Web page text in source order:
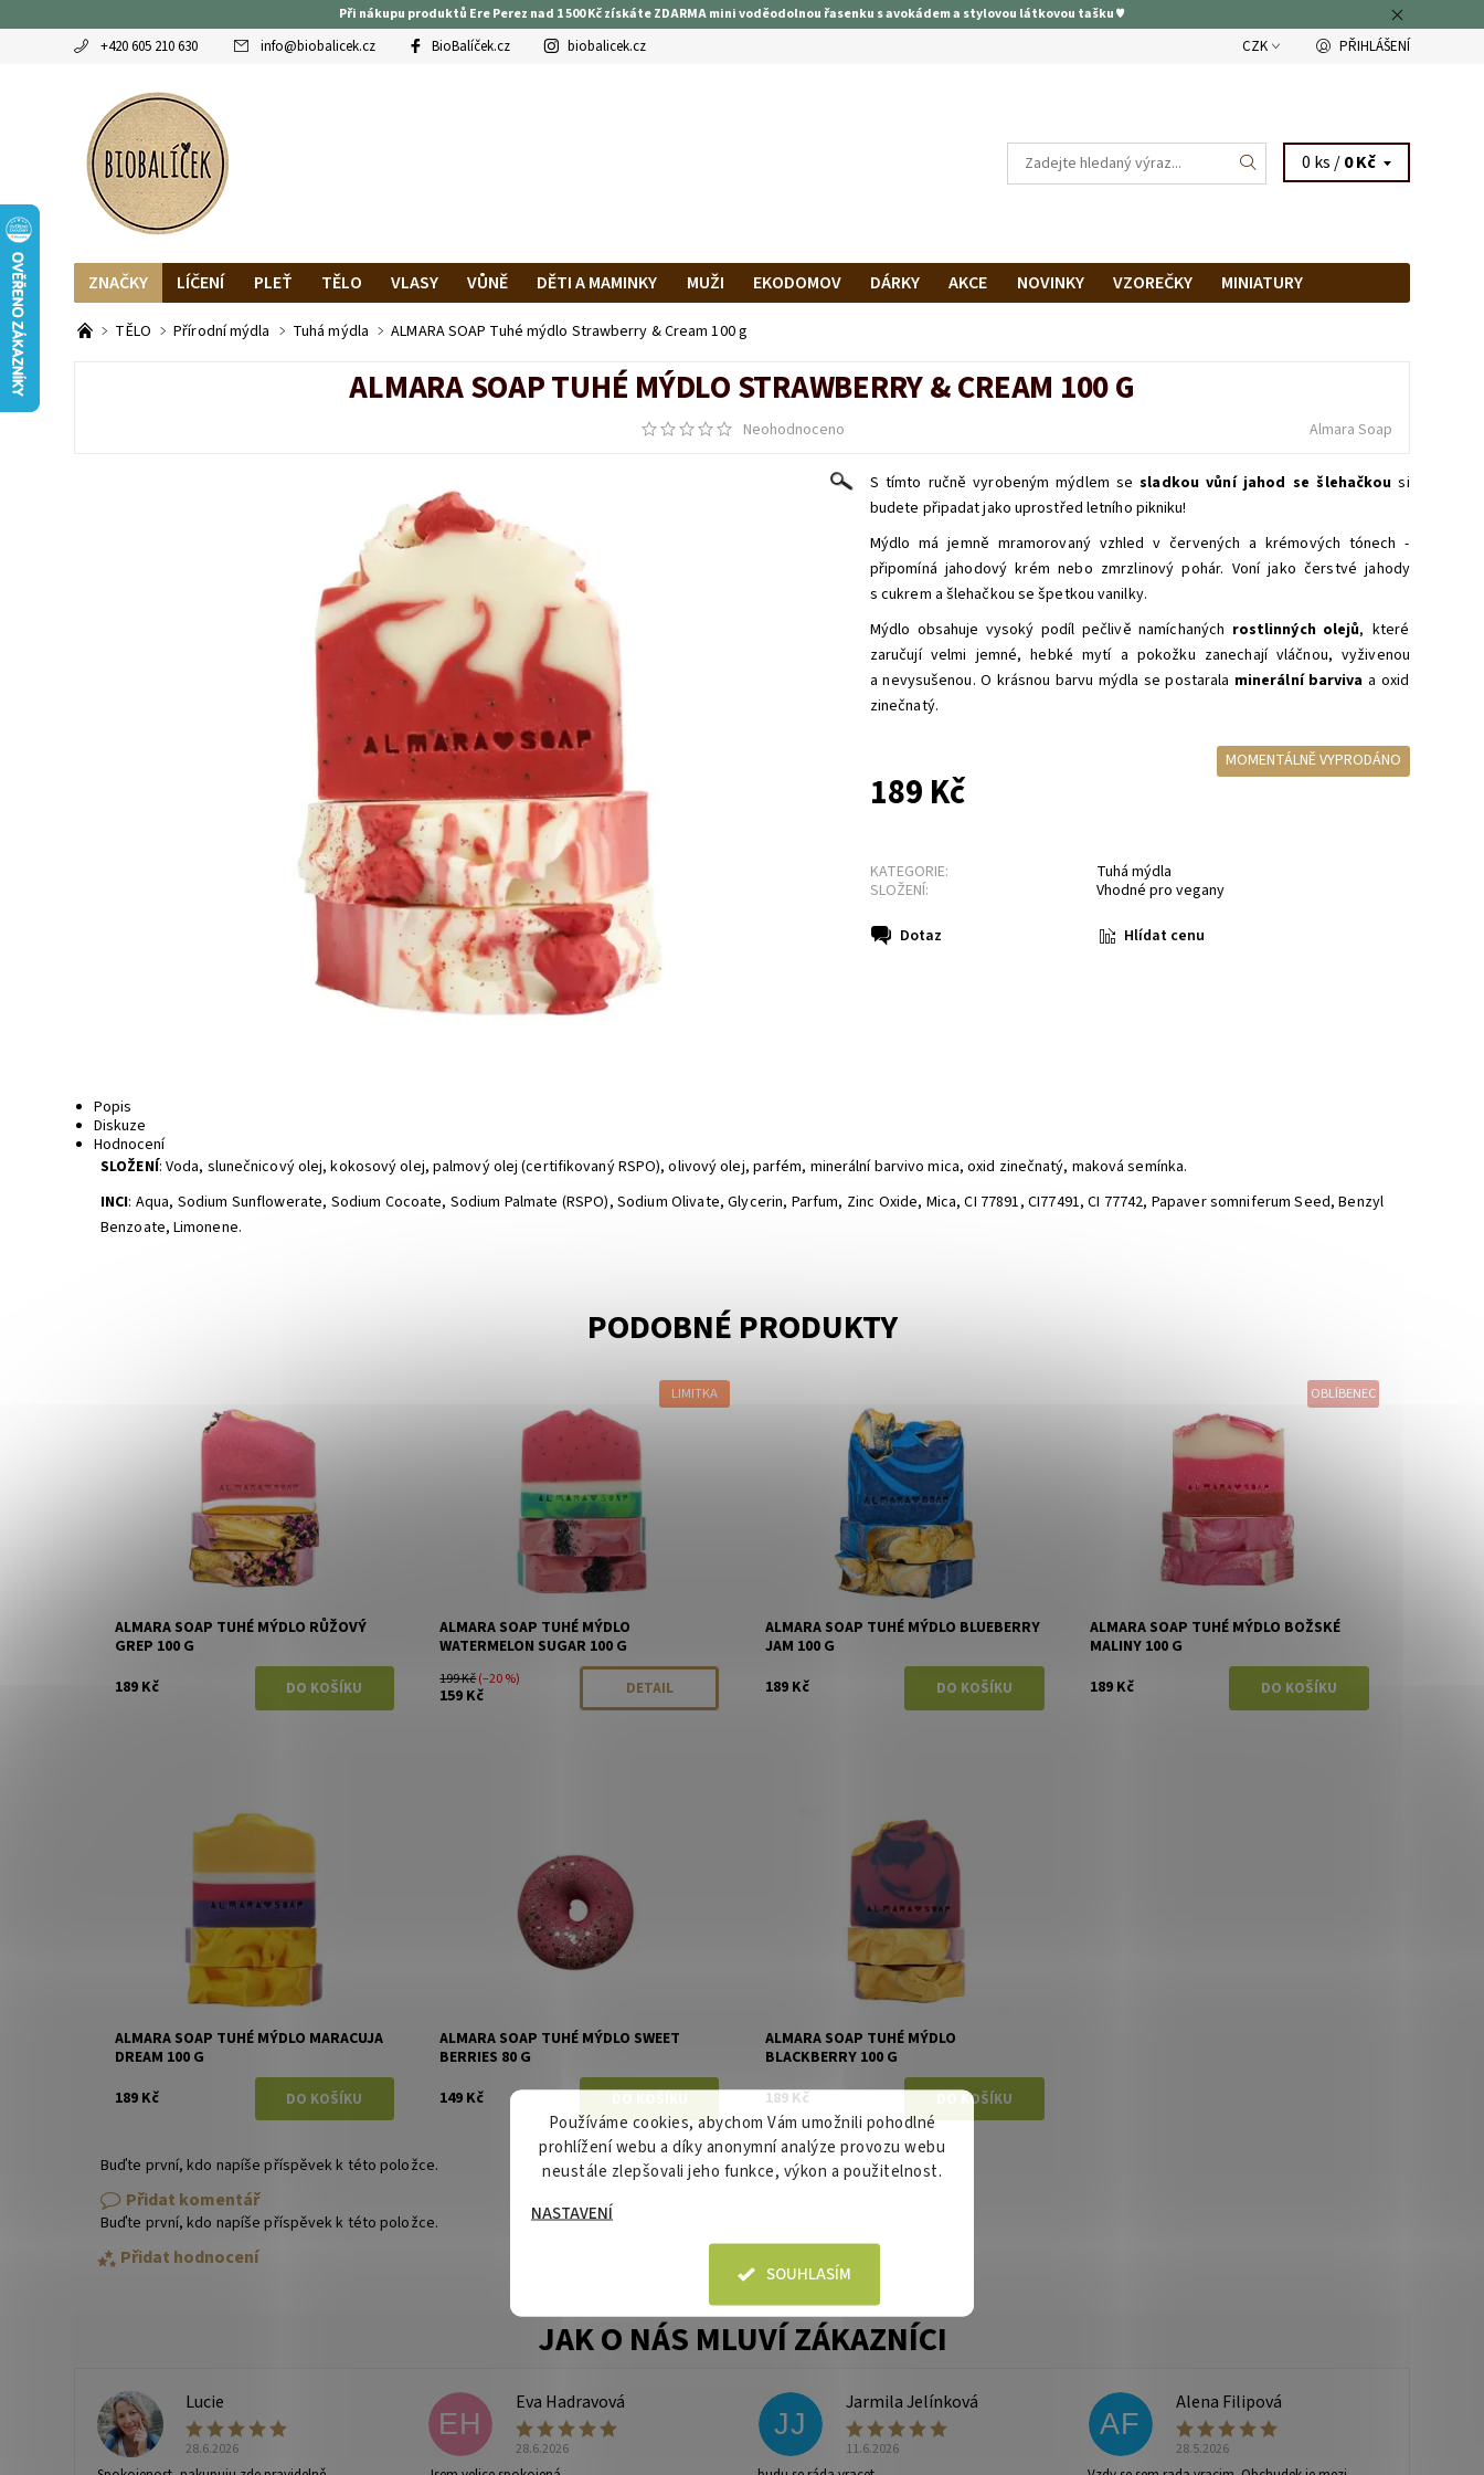
Při nákupu produktů Ere Perez nad 1 500 Kč získáte ZDARMA mini voděodolnou řasenku s avokádem a stylovou látkovou tašku ♥
+420 605 210 630 info@biobalicek.cz BioBalíček.cz biobalicek.cz CZK PŘIHLÁŠENÍ
0 ks /0 Kč
ZNAČKY LÍČENÍ PLEŤ TĚLO VLASY VŮNĚ DĚTI A MAMINKY MUŽI EKODOMOV DÁRKY AKCE NOVINKY VZOREČKY
MINIATURY
OBLÍBENCI
MAGAZÍN RECENZE BLOGEREK DOPRAVA A PLATBA HODNOCENÍ OBCHODU
TĚLO Přírodní mýdla Tuhá mýdla ALMARA SOAP Tuhé mýdlo Strawberry & Cream 100 g
ALMARA SOAP TUHÉ MÝDLO STRAWBERRY & CREAM 100 G
Neohodnoceno Almara Soap
S tímto ručně vyrobeným mýdlem sesladkou vůní jahod se šlehačkou si
budete připadat jako uprostřed letního pikniku!
Mýdlo má jemně mramorovaný vzhled v červených a krémových tónech -
připomíná jahodový krém nebo zmrzlinový pohár. Voní jako čerstvé jahody
s cukrem a šlehačkou se špetkou vanilky.
Mýdlo obsahuje vysoký podíl pečlivě namíchaných rostlinných olejů, které
zaručují velmi jemné, hebké mytí a pokožku zanechají vláčnou, vyživenou
a nevysušenou. O krásnou barvu mýdla se postarala minerální barviva a oxid
zinečnatý.
MOMENTÁLNĚ VYPRODÁNO
189 Kč
KATEGORIE:
Tuhá mýdla
SLOŽENÍ:
Vhodné pro vegany
Dotaz Hlídat cenu
Popis
Diskuze
Hodnocení
SLOŽENÍ: Voda, slunečnicový olej, kokosový olej, palmový olej (certifikovaný RSPO), olivový olej, parfém, minerální barvivo mica, oxid zinečnatý, maková semínka.
INCI: Aqua, Sodium Sunflowerate, Sodium Cocoate, Sodium Palmate (RSPO), Sodium Olivate, Glycerin, Parfum, Zinc Oxide, Mica, CI 77891, CI77491, CI 77742, Papaver somniferum Seed, Benzyl
Benzoate, Limonene.
PODOBNÉ PRODUKTY
Almara Soap
ALMARA SOAP TUHÉ MÝDLO RŮŽOVÝ
GREP 100 G
189 Kč
LIMITKA
Momentálně vyprodáno
Almara Soap
ALMARA SOAP TUHÉ MÝDLO
WATERMELON SUGAR 100 G
199 Kč(–20 %)
159 Kč DETAIL
Skladem
Almara Soap
ALMARA SOAP TUHÉ MÝDLO BLUEBERRY
JAM 100 G
189 Kč
OBLÍBENEC
Almara Soap
ALMARA SOAP TUHÉ MÝDLO BOŽSKÉ
MALINY 100 G
189 Kč
Skladem
Almara Soap
ALMARA SOAP TUHÉ MÝDLO MARACUJA
DREAM 100 G
189 Kč
ALMARA SOAP TUHÉ MÝDLO SWEET
BERRIES 80 G
149 Kč
Almara Soap
ALMARA SOAP TUHÉ MÝDLO
BLACKBERRY 100 G
189 Kč
Buďte první, kdo napíše příspěvek k této položce.
Přidat komentář
Buďte první, kdo napíše příspěvek k této položce.
Přidat hodnocení
L
Lucie
28.6.2026
EH
Eva Hadravová
28.6.2026
JJ
Jarmila Jelínková
11.6.2026
AF
Alena Filipová
28.5.2026
Používáme cookies, abychom Vám umožnili pohodlné
prohlížení webu a díky anonymní analýze provozu webu
neustále zlepšovali jeho funkce, výkon a použitelnost.
NASTAVENÍ
SOUHLASÍM